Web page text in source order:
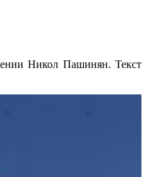
Никол Пашинян. Текст